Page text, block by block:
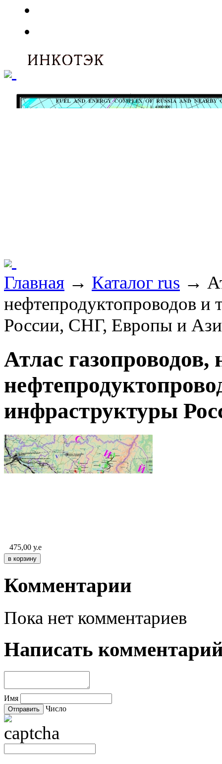
•
•
Главная → Каталог rus →
нефтепродуктопроводов и
России, СНГ, Европы и
Атлас газопроводов,
инфраструктуры
475,00 у.е
Комментарии
Пока нет комментариев
Написать
Имя
Число